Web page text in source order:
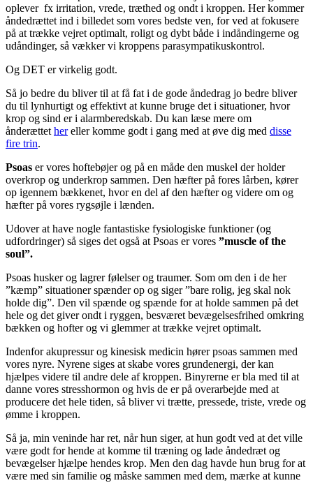
oplever fx irritation, vrede, træthed og ondt i kroppen. Her kommer
åndedrættet ind i billedet som vores bedste ven, for ved at fokusere
på at trække vejret optimalt, roligt og dybt både i indåndingerne og
udåndinger, så vækker vi kroppens parasympatikuskontrol.
Og DET er virkelig godt.
Så jo bedre du bliver til at få fat i de gode åndedrag jo bedre bliver
du til lynhurtigt og effektivt at kunne bruge det i situationer, hvor
krop og sind er i alarmberedskab. Du kan læse mere om
ånderættet hereller komme godt i gang med at øve dig med disse
fire trin.
Psoas er vores hoftebøjer og på en måde den muskel der holder
overkrop og underkrop sammen. Den hæfter på fores lårben, kører
op igennem bækkenet, hvor en del af den hæfter og videre om og
hæfter på vores rygsøjle i lænden.
Udover at have nogle fantastiske fysiologiske funktioner (og
udfordringer) så siges det også at Psoas er vores ”muscle of the
soul”.
Psoas husker og lagrer følelser og traumer. Som om den i de her
”kæmp” situationer spænder op og siger ”bare rolig, jeg skal nok
holde dig”. Den vil spænde og spænde for at holde sammen på det
hele og det giver ondt i ryggen, besværet bevægelsesfrihed omkring
bækken og hofter og vi glemmer at trække vejret optimalt.
Indenfor akupressur og kinesisk medicin hører psoas sammen med
vores nyre. Nyrene siges at skabe vores grundenergi, der kan
hjælpes videre til andre dele af kroppen. Binyrerne er bla med til at
danne vores stresshormon og hvis de er på overarbejde med at
producere det hele tiden, så bliver vi trætte, pressede, triste, vrede og
ømme i kroppen.
Så ja, min veninde har ret, når hun siger, at hun godt ved at det ville
være godt for hende at komme til træning og lade åndedræt og
bevægelser hjælpe hendes krop. Men den dag havde hun brug for at
være med sin familie og måske sammen med dem, mærke at kunne